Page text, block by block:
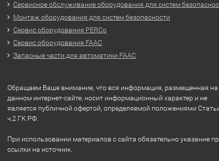
Сервисное обслуживание оборудования для систем
Монтаж оборудования для систем безопасности
Сервис оборудования PERCo
Сервис оборудования FAAC
Запасные части для автоматики FAAC
Обращаем Ваше внимание, что вся информация, размещенная на
данном интернет-сайте, носит информационный характер и не
является публичной офертой, определяемой положениями
ч.2 ГК РФ.
При использовании материалов с сайта обязательно указание
ссылки на источник.